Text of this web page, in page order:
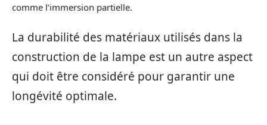
comme l’immersion partielle.
La durabilité des matériaux utilisés dans la
construction de la lampe est un autre aspect
qui doit être considéré pour garantir une
longévité optimale.